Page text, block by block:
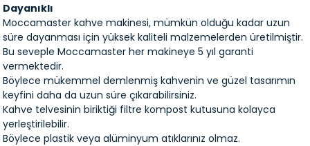
Dayanıklı
Moccamaster kahve makinesi, mümkün olduğu kadar uzun
süre dayanması için yüksek kaliteli malzemelerden üretilmiştir.
Bu seveple Moccamaster her makineye 5 yıl garanti
vermektedir.
Böylece mükemmel demlenmiş kahvenin ve güzel tasarımın
keyfini daha da uzun süre çıkarabilirsiniz.
Kahve telvesinin biriktiği filtre kompost kutusuna kolayca
yerleştirilebilir.
Böylece plastik veya alüminyum atıklarınız olmaz.